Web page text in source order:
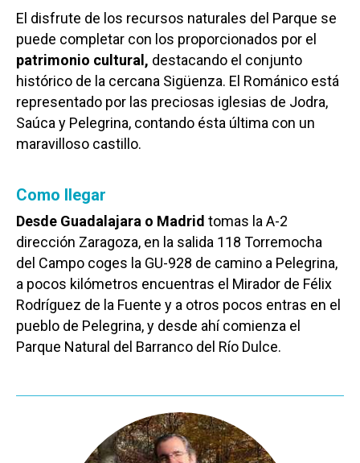
El disfrute de los recursos naturales del Parque se
puede completar con los proporcionados por el
patrimonio cultural, destacando el conjunto
histórico de la cercana Sigüenza. El Románico está
representado por las preciosas iglesias de Jodra,
Saúca y Pelegrina, contando ésta última con un
maravilloso castillo.
Como llegar
Desde Guadalajara o Madrid tomas la A-2
dirección Zaragoza, en la salida 118 Torremocha
del Campo coges la GU-928 de camino a Pelegrina,
a pocos kilómetros encuentras el Mirador de Félix
Rodríguez de la Fuente y a otros pocos entras en el
pueblo de Pelegrina, y desde ahí comienza el
Parque Natural del Barranco del Río Dulce.
Castilla-La
Albacete
Economía
Educación